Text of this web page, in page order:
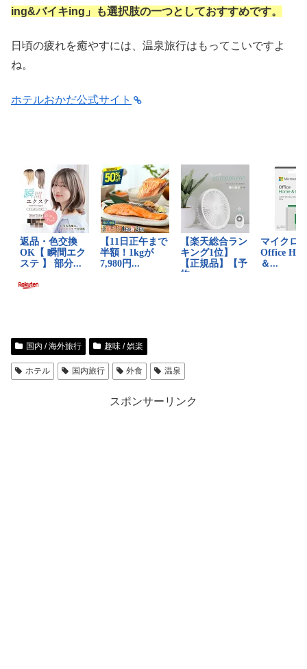
ing&バイキing」も選択肢の一つとしておすすめです。
日頃の疲れを癒やすには、温泉旅行はもってこいですよ
ね。
ホテルおかだ公式サイト
国内 / 海外旅行 趣味 / 娯楽
ホテル 国内旅行 外食 温泉
スポンサーリンク